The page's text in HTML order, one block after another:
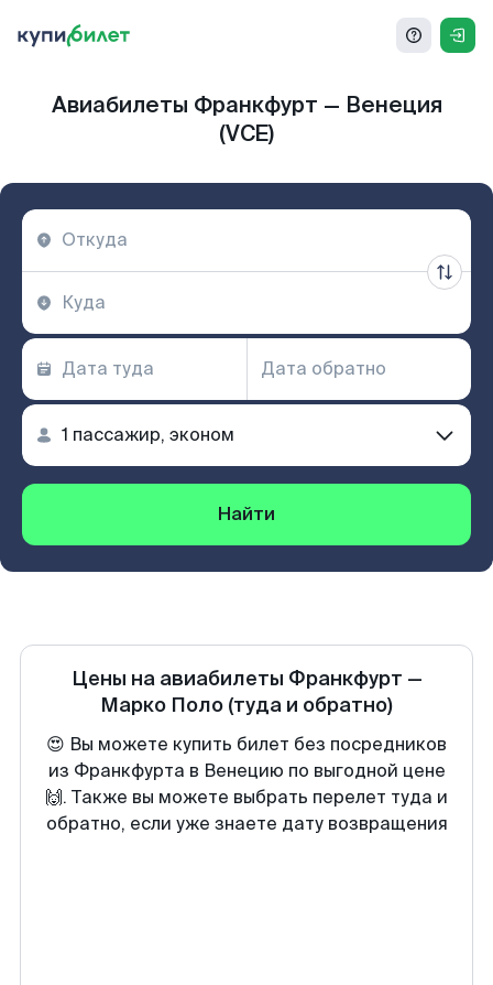
Авиабилеты Франкфурт — Венеция
(VCE)
Найти
Цены на авиабилеты Франкфурт —
Марко Поло (туда и обратно)
😍 Вы можете купить билет без посредников
из Франкфурта в Венецию по выгодной цене
🙌. Также вы можете выбрать перелет туда и
обратно, если уже знаете дату возвращения